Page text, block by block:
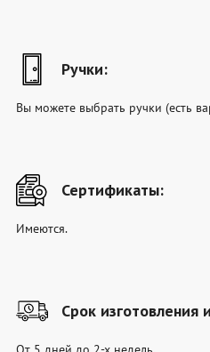
Ручки:
Вы можете выбрать ручки (есть
Сертификаты:
Имеются.
Срок изготовления